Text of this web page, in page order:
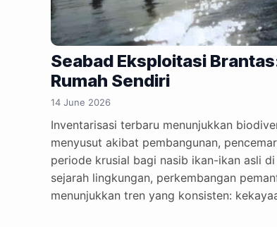
Seabad Eksploitasi
Rumah Sendiri
14 June 2026
Inventarisasi terbaru menunjukkan
menyusut akibat pembangunan,
periode krusial bagi nasib ikan-ikan asli
sejarah lingkungan, perkembangan
menunjukkan tren yang konsisten: